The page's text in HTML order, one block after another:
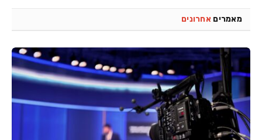
מאמרים אחרונים